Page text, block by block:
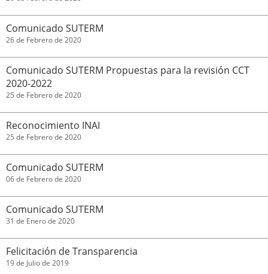
Comunicado SUTERM
26 de Febrero de 2020
Comunicado SUTERM Propuestas para la revisión CCT
2020-2022
25 de Febrero de 2020
Reconocimiento INAI
25 de Febrero de 2020
Comunicado SUTERM
06 de Febrero de 2020
Comunicado SUTERM
31 de Enero de 2020
Felicitación de Transparencia
19 de Julio de 2019